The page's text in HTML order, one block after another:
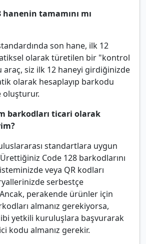
hanenin tamamını mı
son hane, ilk 12
olarak türetilen bir "kontrol
araç, siz ilk 12 haneyi girdiğinizde
olarak hesaplayıp barkodu
oluşturur.
barkodları ticari olarak
standartlara uygun
Code 128 barkodlarını
veya QR kodları
serbestçe
perakende ürünler için
almanız gerekiyorsa,
yetkili kuruluşlara başvurarak
kodu almanız gerekir.